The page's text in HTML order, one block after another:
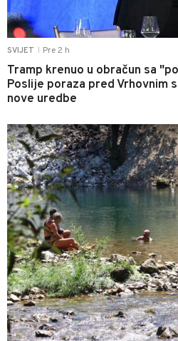
SVIJET Pre 2 h
Tramp krenuo u obračun sa
Poslije poraza pred Vrhovnim
nove uredbe